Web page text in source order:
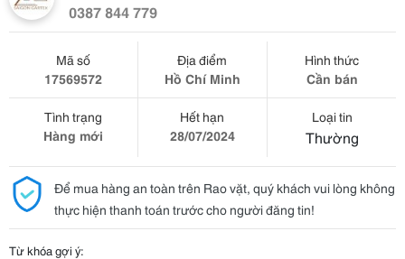
0387 844 779
Mã số
17569572
Địa điểm
Hồ Chí Minh
Hình thức
Cần bán
Tình trạng
Hàng mới
Hết hạn
28/07/2024
Loại tin
Thường
Để mua hàng an toàn trên Rao vặt, quý khách vui lòng không
thực hiện thanh toán trước cho người đăng tin!
Từ khóa gợi ý: